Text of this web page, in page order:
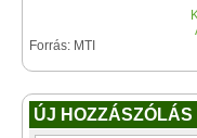
Forrás: MTI
ÚJ HOZZÁSZÓLÁS